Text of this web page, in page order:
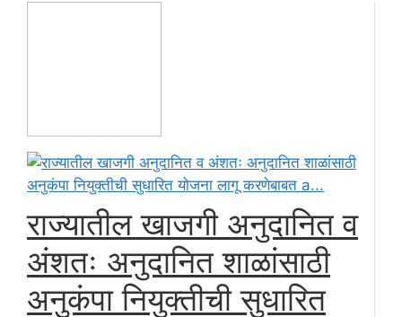
राज्यातील खाजगी अनुदानित व
अंशतः अनुदानित शाळांसाठी
अनुकंपा नियुक्तीची सुधारित